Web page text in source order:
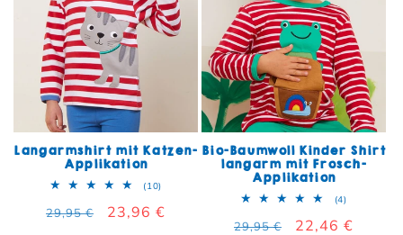
Langarmshirt mit Katzen-
Applikation
(10) 10 Bewertungen insgesamt
Normaler Preis
29,95 € Verkaufspreis
23,96 €
Bio-Baumwoll Kinder Shirt
langarm mit Frosch-
Applikation
(4)4
Normaler Preis
29,95 € Verkaufspreis
22,46 €